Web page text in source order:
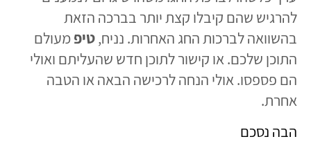
להרגיש שהם קיבלו קצת יותר בברכה הזאת
בהשוואה לברכות החג האחרות. נניח,טיפמעולם
התוכן שלכם. או קישור לתוכן חדש שהעליתם ואולי
הם פספסו. אולי הנחה לרכישה הבאה או הטבה
אחרת.
הבה נסכם